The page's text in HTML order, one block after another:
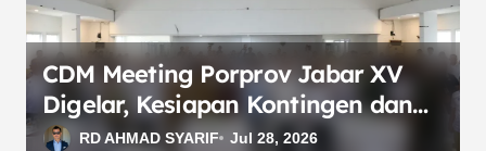
o
s
CDM Meeting Porprov Jabar XV
Digelar, Kesiapan Kontingen dan
Venue Dimatangkan
RD AHMAD SYARIF Jul 28, 2026